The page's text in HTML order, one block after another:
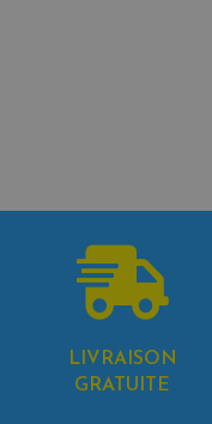
LIVRAISON
GRATUITE